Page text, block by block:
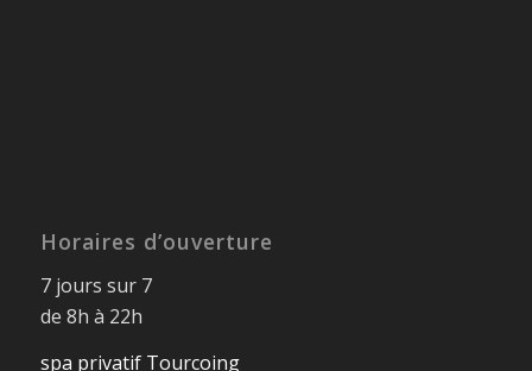
Horaires d’ouverture
7 jours sur 7
de 8h à 22h
spa privatif Tourcoing